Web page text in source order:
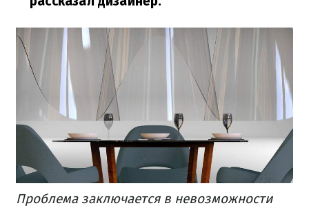
Проблема заключается в невозможности